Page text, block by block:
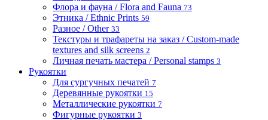
Флора и фауна / Flora and Fauna 73
Этника / Ethnic Prints 59
Разное / Other 33
Текстуры и трафареты на заказ / Custom-made
textures and silk screens 2
Личная печать мастера / Personal stamps 3
Рукоятки
Для сургучных печатей 7
Деревянные рукоятки 15
Металлические рукоятки 7
Фигурные рукоятки 3